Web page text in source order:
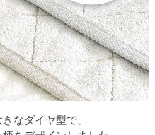
なダイヤ型で、